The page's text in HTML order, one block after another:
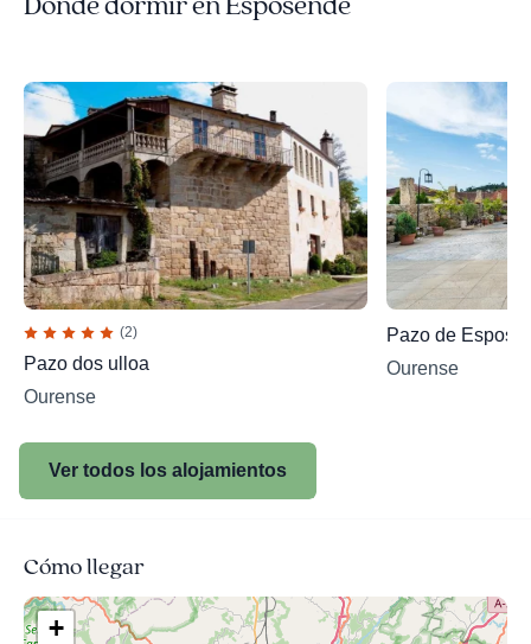
(2)
Pazo dos ulloa
Ourense
Pazo de
Ourense
Ver todos los alojamientos
Cómo llegar
+